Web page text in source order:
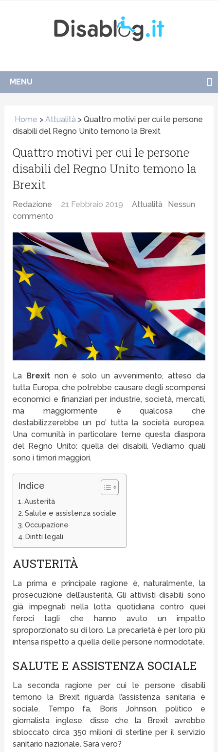
MENU
Home >Attualità >Quattro motivi per cui le persone
disabili del Regno Unito temono la Brexit
Quattro motivi per cui le persone
disabili del Regno Unito temono la
Brexit
Redazione 21 Febbraio 2019 Attualità
Nessun
commento
La Brexitnon è solo un avvenimento, atteso da
tutta Europa, che potrebbe causare degli scompensi
economici e finanziari per industrie, società, mercati,
ma maggiormente è qualcosa che
destabilizzerebbe un po’ tutta la società europea.
Una comunità in particolare teme questa diaspora
del Regno Unito: quella dei disabili. Vediamo quali
sono i timori maggiori.
Indice
Austerità
Salute e assistenza sociale
Occupazione
Diritti legali
AUSTERITÀ
La prima e principale ragione è, naturalmente, la
prosecuzione dell’austerità. Gli attivisti disabili sono
già impegnati nella lotta quotidiana contro quei
feroci tagli che hanno avuto un impatto
sproporzionato su di loro. La precarietà è per loro più
intensa rispetto a quella delle persone normodotate.
SALUTE E ASSISTENZA SOCIALE
La seconda ragione per cui le persone disabili
temono la Brexit riguarda l’assistenza sanitaria e
sociale. Tempo fa, Boris Johnson, politico e
giornalista inglese, disse che la Brexit avrebbe
sbloccato circa 350 milioni di sterline per il servizio
sanitario nazionale. Sarà vero?